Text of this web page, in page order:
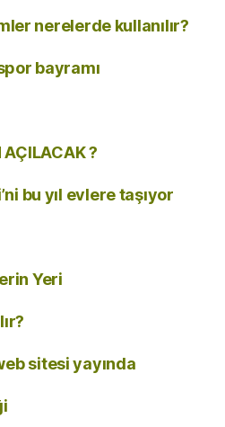
nerelerde kullanılır?
bayramı
AÇILACAK ?
bu yıl evlere taşıyor
Yeri
sitesi yayında